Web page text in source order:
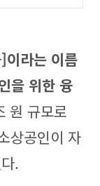
라는 이름
을 위한 융
원 규모로
상공인이 자
.